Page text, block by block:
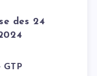
des 24
GTP